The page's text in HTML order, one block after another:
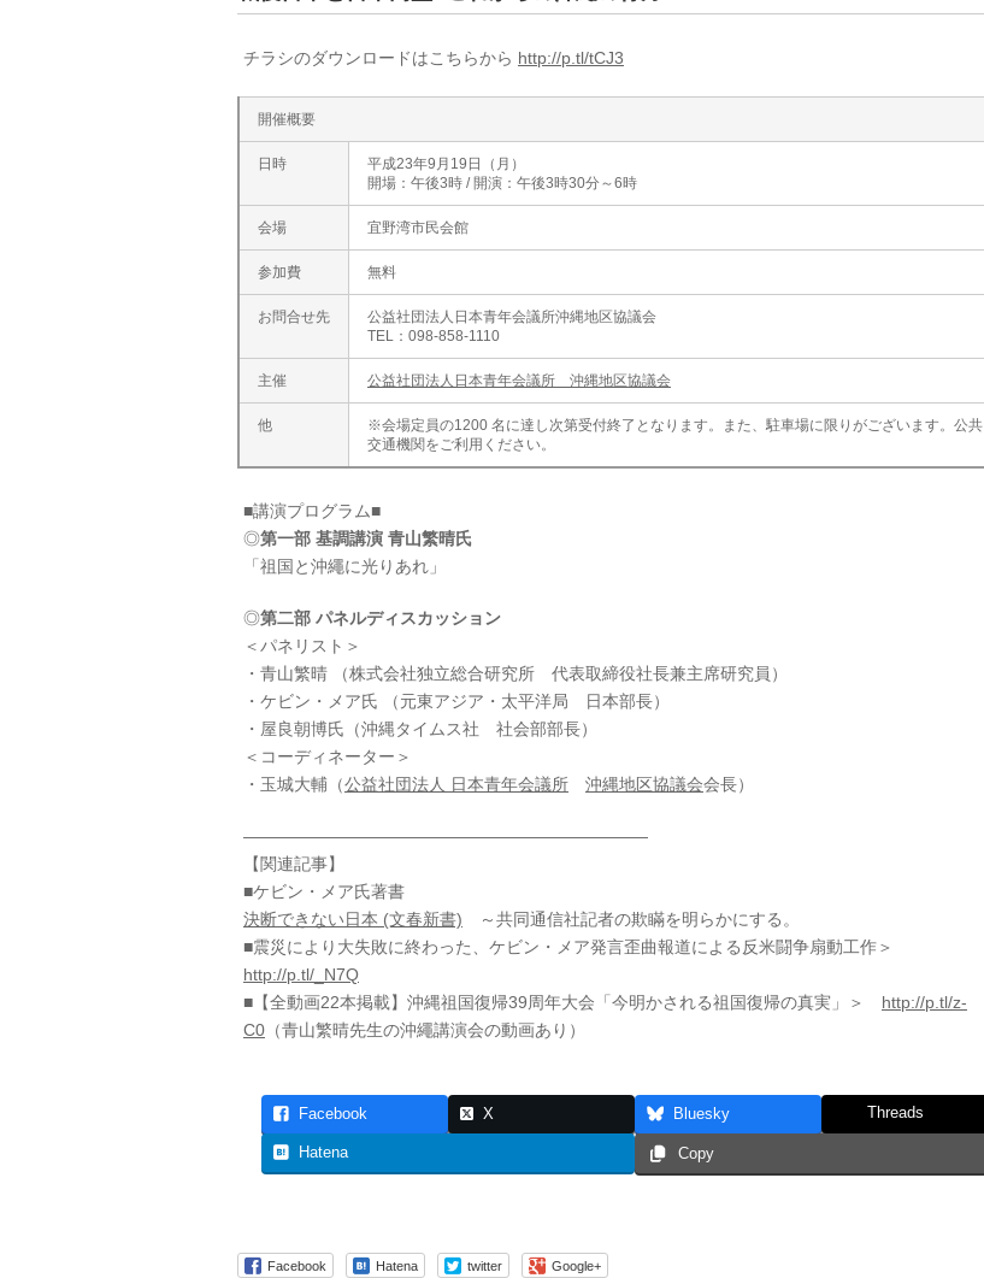
チラシのダウンロードはこちらから http://p.tl/tCJ3
開催概要
日時
平成23年9月19日（月）
開場：午後3時 / 開演：午後3時30分～6時
会場 宜野湾市民会館
参加費 無料
お問合せ先
公益社団法人日本青年会議所沖縄地区協議会
TEL：098-858-1110
主催 公益社団法人日本青年会議所 沖縄地区協議会
他
※会場定員の1200 名に達し次第受付終了となります。また、駐車場に限りがございます。公共
交通機関をご利用ください。
■講演プログラム■
◎第一部 基調講演 青山繁晴氏
「祖国と沖繩に光りあれ」
◎第二部 パネルディスカッション
＜パネリスト＞
・青山繁晴 （株式会社独立総合研究所 代表取締役社長兼主席研究員）
・ケビン・メア氏 （元東アジア・太平洋局 日本部長）
・屋良朝博氏（沖縄タイムス社 社会部部長）
＜コーディネーター＞
・玉城大輔（公益社団法人 日本青年会議所 沖縄地区協議会会長）
————————————————————————
【関連記事】
■ケビン・メア氏著書
決断できない日本 (文春新書) ～共同通信社記者の欺瞞を明らかにする。
■震災により大失敗に終わった、ケビン・メア発言歪曲報道による反米闘争扇動工作＞
http://p.tl/_N7Q
■【全動画22本掲載】沖縄祖国復帰39周年大会「今明かされる祖国復帰の真実」＞ http://p.tl/z-
C0 （青山繁晴先生の沖繩講演会の動画あり）
Facebook X Bluesky Threads
Hatena Copy
Facebook Hatena twitter Google+